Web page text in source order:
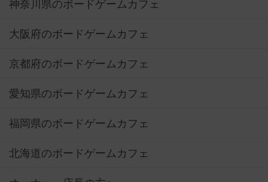
神奈川県のボードゲームカフェ
大阪府のボードゲームカフェ
京都府のボードゲームカフェ
愛知県のボードゲームカフェ
福岡県のボードゲームカフェ
北海道のボードゲームカフェ